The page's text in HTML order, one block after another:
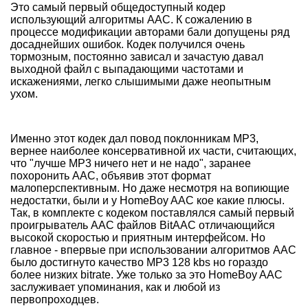
Это самый первый общедоступный кодер
использующий алгоритмы AAC. К сожалению в
процессе модификации авторами бали допущены ряд
досаднейших ошибок. Кодек получился очень
тормозным, постоянно зависал и зачастую давал
выходной файл с выпадающими частотами и
искажениями, легко слышимыми даже неопытным
ухом.
Именно этот кодек дал повод поклонникам MP3,
вернее наиболее консервативной их части, считающих,
что "лучше MP3 ничего нет и не надо", заранее
похоронить AAC, объявив этот формат
малоперспективным. Но даже несмотря на вопиющие
недостатки, были и у HomeBoy AAC кое какие плюсы.
Так, в комплекте с кодеком поставлялся самый первый
проигрыватель AAC файлов BitAAC отличающийся
высокой скоростью и приятным интерфейсом. Но
главное - впервые при использовании алгоритмов AAC
было достигнуто качество MP3 128 kbs но гораздо
более низких bitrate. Уже только за это HomeBoy AAC
заслуживает упоминания, как и любой из
первопроходцев.